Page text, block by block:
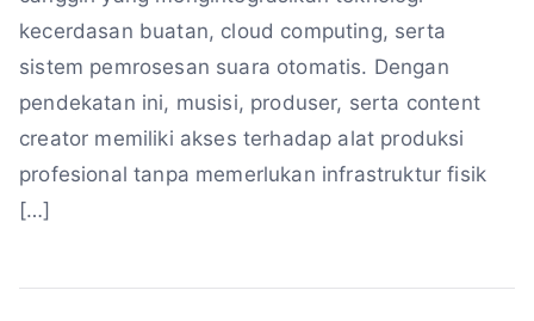
kecerdasan buatan, cloud computing, serta
sistem pemrosesan suara otomatis. Dengan
pendekatan ini, musisi, produser, serta content
creator memiliki akses terhadap alat produksi
profesional tanpa memerlukan infrastruktur fisik
[…]